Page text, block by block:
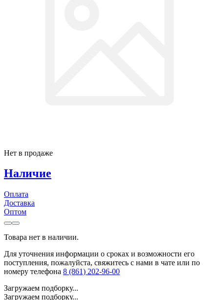
Нет в продаже
Наличие
Оплата
Доставка
Оптом
Товара нет в наличии.
Для уточнения информации о сроках и возможности его
поступления, пожалуйста, свяжитесь с нами в чате или по
номеру телефона 8 (861) 202-96-00
Загружаем подборку...
Загружаем подборку...